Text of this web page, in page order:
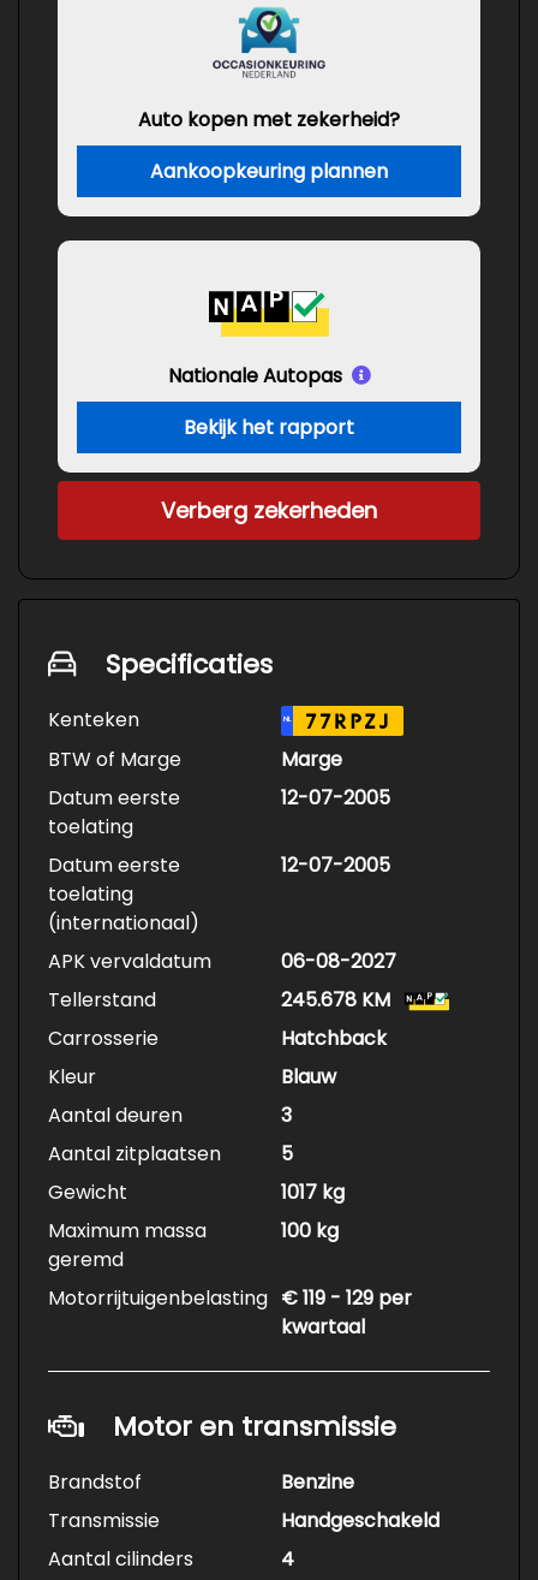
Auto kopen met zekerheid?
Aankoopkeuring plannen
Nationale Autopas
Bekijk het rapport
Verberg zekerheden
Specificaties
Kenteken NL 77RPZJ
BTW of Marge
Marge
Datum eerste
toelating
12-07-2005
Datum eerste
toelating
(internationaal)
12-07-2005
APK vervaldatum
06-08-2027
Tellerstand
245.678 KM
Carrosserie
Hatchback
Kleur
Blauw
Aantal deuren
3
Aantal zitplaatsen
5
Gewicht
1017 kg
Maximum massa
geremd
100 kg
Motorrijtuigenbelasting € 119 - 129 per
kwartaal
Motor en transmissie
Brandstof
Benzine
Transmissie
Handgeschakeld
Aantal cilinders
4